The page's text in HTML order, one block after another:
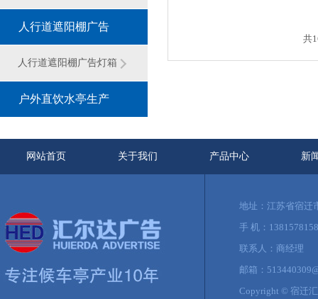
人行道遮阳棚广告
灯箱系列
人行道遮阳棚广告灯箱
户外直饮水亭生产
共
网站首页 关于我们 产品中心 新
地址：江苏省宿迁
手 机：
联系人：商经理
邮箱：
Copyright © 宿迁